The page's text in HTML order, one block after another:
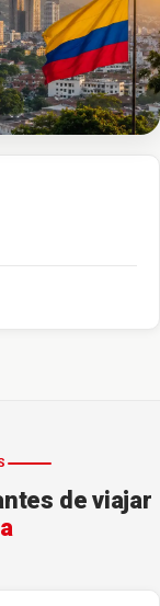
de viajar